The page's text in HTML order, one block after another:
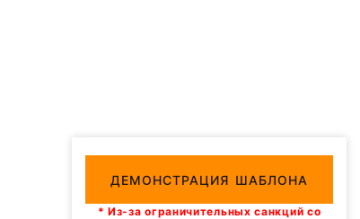
ДЕМОНСТРАЦИЯ ШАБЛОНА
* Из-за ограничительных санкций со